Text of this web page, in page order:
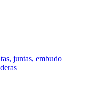
juntas, embudo